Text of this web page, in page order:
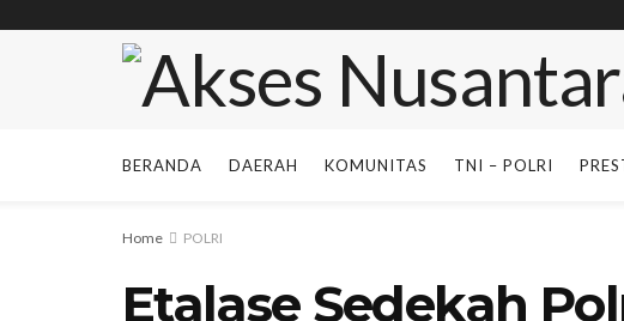
BERANDA DAERAH KOMUNITAS TNI – POLRI
Home POLRI
Etalase Sedekah